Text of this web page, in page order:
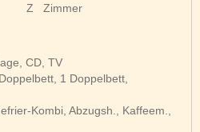
Z
Zimmer
CD, TV
1 Doppelbett,
Kombi, Abzugsh., Kaffeem.,